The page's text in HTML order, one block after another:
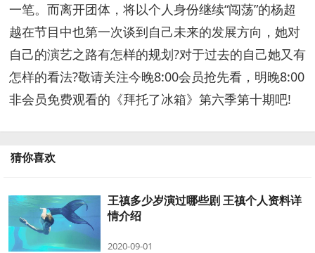
一笔。而离开团体，将以个人身份继续“闯荡”的杨超
越在节目中也第一次谈到自己未来的发展方向，她对
自己的演艺之路有怎样的规划?对于过去的自己她又有
怎样的看法?敬请关注今晚8:00会员抢先看，明晚8:00
非会员免费观看的《拜托了冰箱》第六季第十期吧!
猜你喜欢
王禛多少岁演过哪些剧 王禛个人资料详
情介绍
2020-09-01